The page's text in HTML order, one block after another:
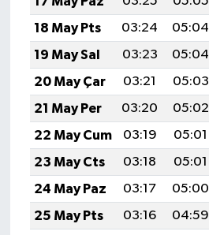
18 May Pts
03:24 05:04
19 May Sal
03:23 05:04
20 May Çar
03:21 05:03
21 May Per
03:20 05:02
22 May Cum
03:19 05:01
23 May Cts
03:18 05:01
24 May Paz
03:17 05:00
25 May Pts
03:16 04:59